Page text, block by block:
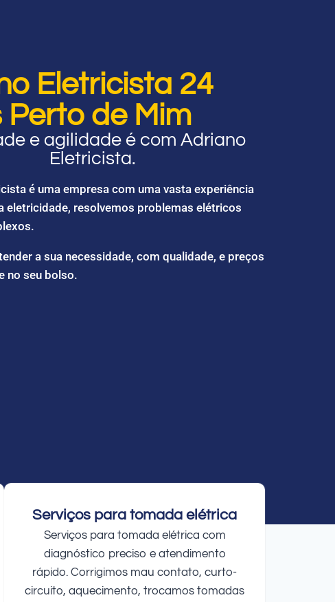
Eletricista 24
Perto de Mim
e agilidade é com Adriano
Eletricista.
é uma empresa com uma vasta experiência
eletricidade, resolvemos problemas elétricos
a sua necessidade, com qualidade, e preços
no seu bolso.
Serviços para tomada elétrica
Serviços para tomada elétrica com
diagnóstico preciso e atendimento
rápido. Corrigimos mau contato, curto-
circuito, aquecimento, trocamos tomadas